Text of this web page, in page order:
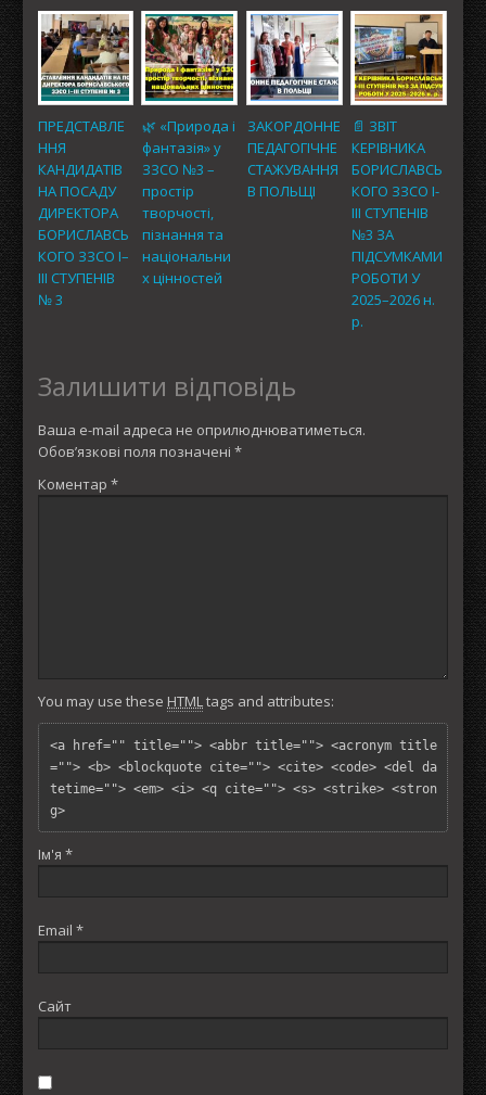
ПРЕДСТАВЛЕ
ННЯ
КАНДИДАТІВ
НА ПОСАДУ
ДИРЕКТОРА
БОРИСЛАВСЬ
КОГО ЗЗСО І–
ІІІ СТУПЕНІВ
№ 3
🌿 «Природа і
фантазія» у
ЗЗСО №3 –
простір
творчості,
пізнання та
національни
х цінностей
ЗАКОРДОННЕ
ПЕДАГОГІЧНЕ
СТАЖУВАННЯ
В ПОЛЬЩІ
📄 ЗВІТ
КЕРІВНИКА
БОРИСЛАВСЬ
КОГО ЗЗСО I-
III СТУПЕНІВ
№3 ЗА
ПІДСУМКАМИ
РОБОТИ У
2025–2026 н.
р.
Залишити відповідь
Ваша e-mail адреса не оприлюднюватиметься.
Обов’язкові поля позначені *
Коментар *
You may use these HTMLtags and attributes:
<a href="" title=""> <abbr title=""> <acronym title
=""> <b> <blockquote cite=""> <cite> <code> <del da
tetime=""> <em> <i> <q cite=""> <s> <strike> <stron
g>
Ім'я *
Email *
Сайт